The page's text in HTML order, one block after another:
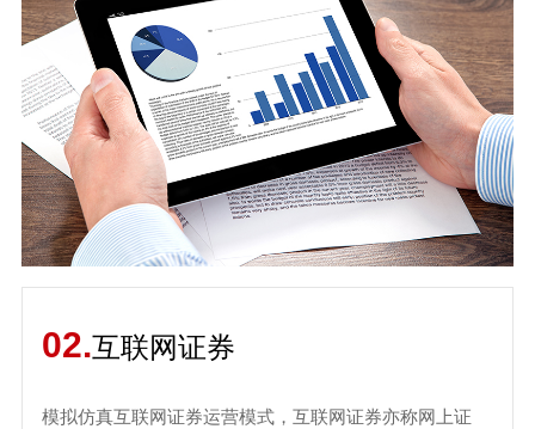
02.互联网证券
模拟仿真互联网证券运营模式，互联网证券亦称网上证